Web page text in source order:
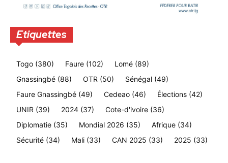
Etiquettes
Togo (380) Faure (102) Lomé (89)
Gnassingbé (88) OTR (50) Sénégal (49)
Faure Gnassingbé (49) Cedeao (46) Élections (42)
UNIR (39) 2024 (37) Cote-d'ivoire (36)
Diplomatie (35) Mondial 2026 (35) Afrique (34)
Sécurité (34) Mali (33) CAN 2025 (33) 2025 (33)